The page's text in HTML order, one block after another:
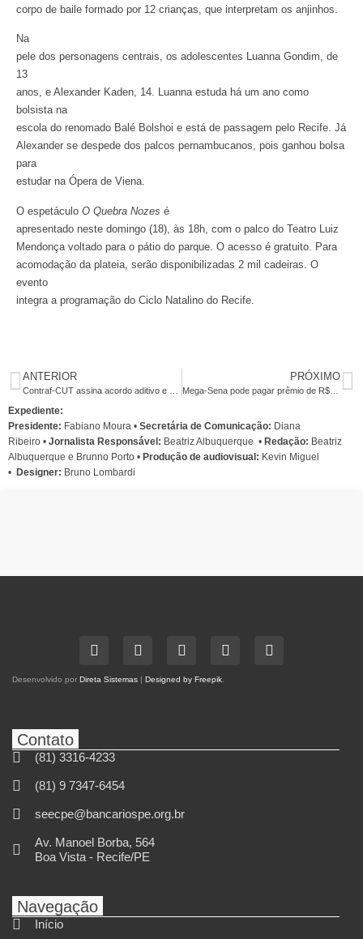
corpo de baile formado por 12 crianças, que interpretam os anjinhos.
Na
pele dos personagens centrais, os adolescentes Luanna Gondim, de
13
anos, e Alexander Kaden, 14. Luanna estuda há um ano como
bolsista na
escola do renomado Balé Bolshoi e está de passagem pelo Recife. Já
Alexander se despede dos palcos pernambucanos, pois ganhou bolsa
para
estudar na Ópera de Viena.
O espetáculo O Quebra Nozes é
apresentado neste domingo (18), às 18h, com o palco do Teatro Luiz
Mendonça voltado para o pátio do parque. O acesso é gratuito. Para
acomodação da plateia, serão disponibilizadas 2 mil cadeiras. O
evento
integra a programação do Ciclo Natalino do Recife.
ANTERIOR PRÓXIMO
Mega-Sena pode pagar prêmio de R$ 2 milhões na terça-feira
Expediente:
Presidente: Fabiano Moura • Secretária de Comunicação: Diana
Ribeiro • Jornalista Responsável: Beatriz Albuquerque • Redação: Beatriz
Albuquerque e Brunno Porto • Produção de audiovisual: Kevin Miguel
• Designer: Bruno Lombardi
Desenvolvido por Direta Sistemas | Designed by Freepik.
Contato
(81) 3316-4233
(81) 9 7347-6454
seecpe@bancariospe.org.br
Av. Manoel Borba, 564
Boa Vista - Recife/PE
Navegação
Início